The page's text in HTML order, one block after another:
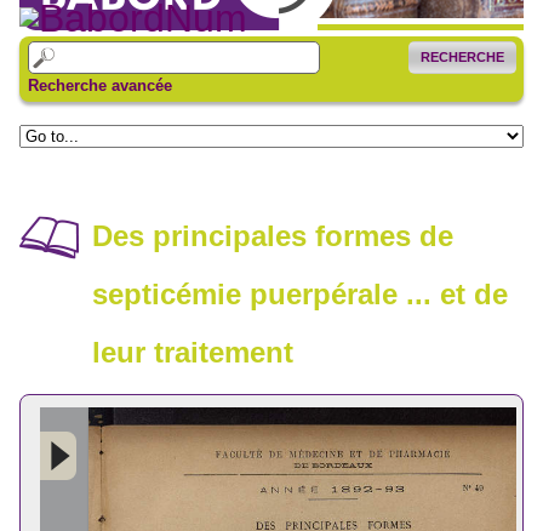
RECHERCHE
Recherche avancée
Des principales formes de
septicémie puerpérale ... et de
leur traitement